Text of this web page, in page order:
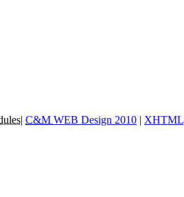
| C&M WEB Design 2010 | XHTML